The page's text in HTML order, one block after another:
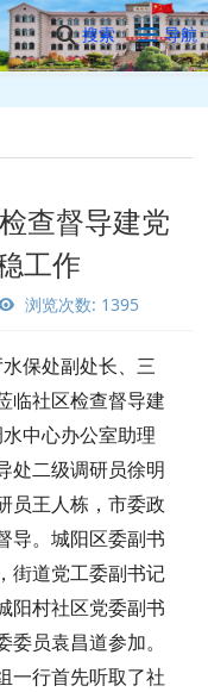
搜索 导航
查督导建党
工作
浏览次数: 1395
保处副处长、三
临社区检查督导建
中心办公室助理
处二级调研员徐明
员王人栋，市委政
导。城阳区委副书
街道党工委副书记
阳村社区党委副书
员袁昌道参加。
一行首先听取了社